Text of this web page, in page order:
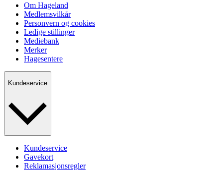
Om Hageland
Medlemsvilkår
Personvern og cookies
Ledige stillinger
Mediebank
Merker
Hagesentere
Kundeservice
Kundeservice
Gavekort
Reklamasjonsregler